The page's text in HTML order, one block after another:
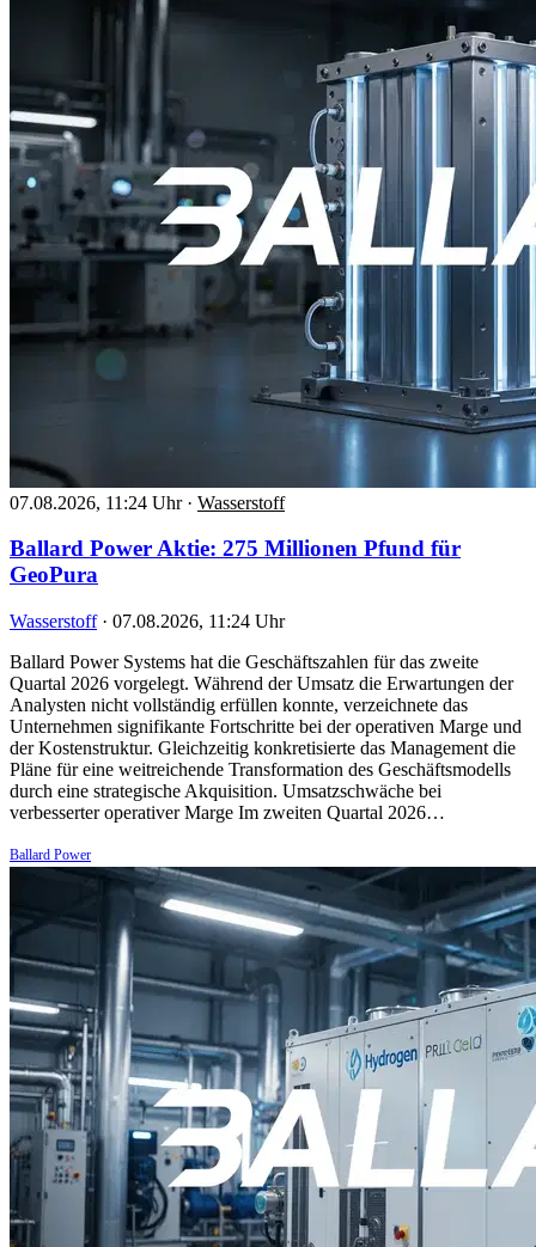
07.08.2026, 11:24 Uhr · Wasserstoff
Ballard Power Aktie: 275 Millionen Pfund für
GeoPura
Wasserstoff · 07.08.2026, 11:24 Uhr
Ballard Power Systems hat die Geschäftszahlen für das zweite
Quartal 2026 vorgelegt. Während der Umsatz die Erwartungen der
Analysten nicht vollständig erfüllen konnte, verzeichnete das
Unternehmen signifikante Fortschritte bei der operativen Marge und
der Kostenstruktur. Gleichzeitig konkretisierte das Management die
Pläne für eine weitreichende Transformation des Geschäftsmodells
durch eine strategische Akquisition. Umsatzschwäche bei
verbesserter operativer Marge Im zweiten Quartal 2026…
Ballard Power